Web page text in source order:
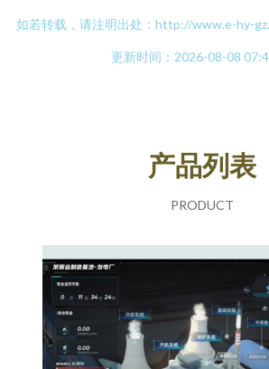
如若转载，请注明出处：http://www.e-hy-
更新时间：2026-08-08
产品列表
PRODUCT